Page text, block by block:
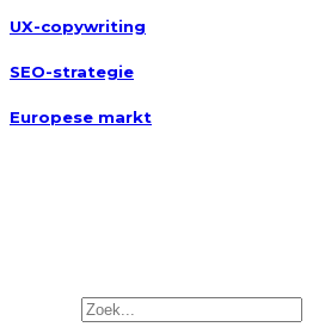
UX-copywriting
SEO-strategie
Europese markt